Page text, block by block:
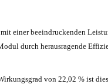
einer beeindruckenden
durch herausragende
von 22,02 % ist